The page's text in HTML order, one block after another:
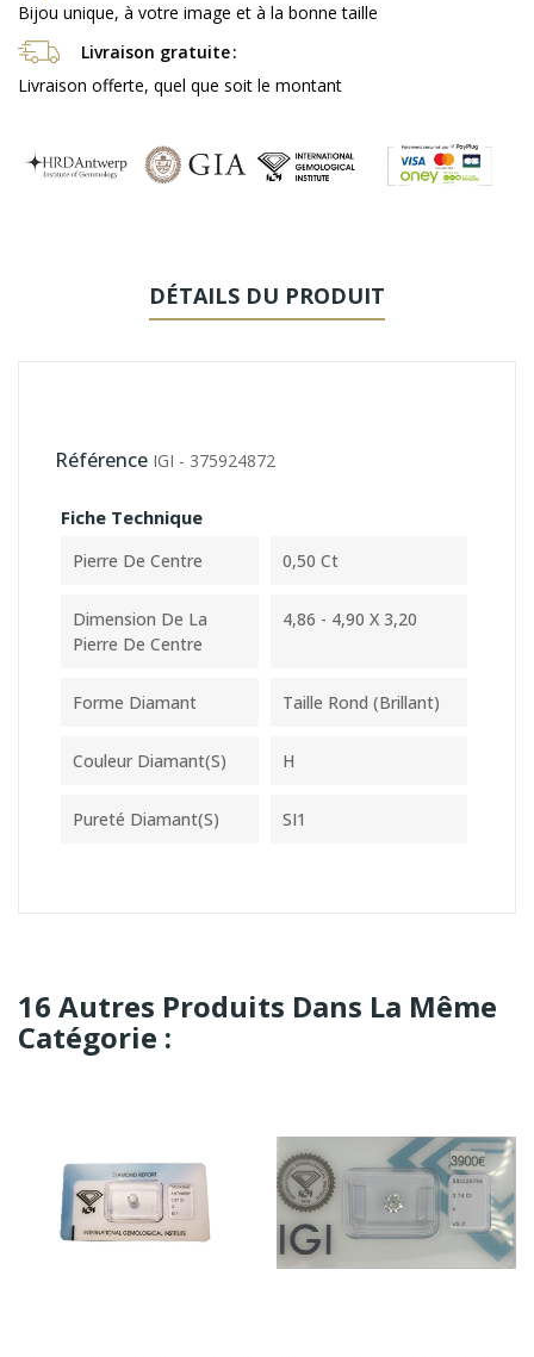
Bijou unique, à votre image et à la bonne taille
Livraison gratuite
Livraison offerte, quel que soit le montant
DÉTAILS DU PRODUIT
Référence IGI - 375924872
Fiche Technique
Pierre De Centre 0,50 Ct
Dimension De La
Pierre De Centre
4,86 - 4,90 X 3,20
Forme Diamant Taille Rond (Brillant)
Couleur Diamant(s) H
Pureté Diamant(s) SI1
16 Autres Produits Dans La Même
Catégorie :